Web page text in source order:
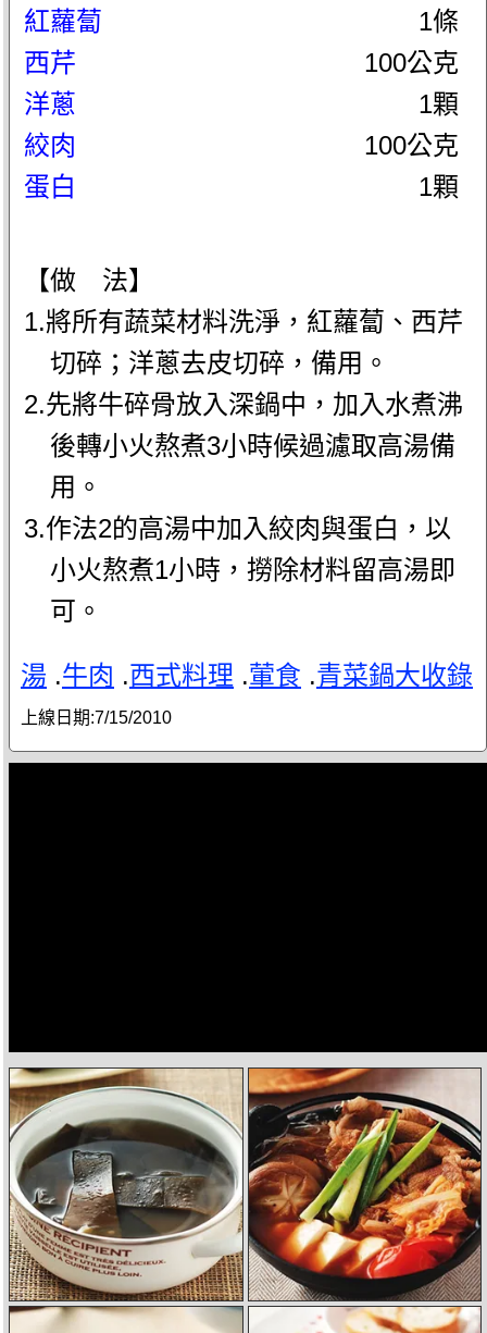
紅蘿蔔
1條
西芹
100公克
洋蔥
1顆
絞肉
100公克
蛋白
1顆
【做 法】
1.將所有蔬菜材料洗淨，紅蘿蔔、西芹
切碎；洋蔥去皮切碎，備用。
2.先將牛碎骨放入深鍋中，加入水煮沸
後轉小火熬煮3小時候過濾取高湯備
用。
3.作法2的高湯中加入絞肉與蛋白，以
小火熬煮1小時，撈除材料留高湯即
可。
湯 .牛肉 .西式料理 .葷食 .青菜鍋大收錄
上線日期:7/15/2010